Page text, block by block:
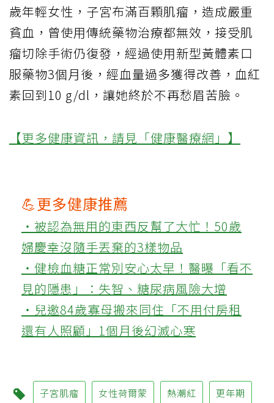
歲年輕女性，子宮布滿百顆肌瘤，造成嚴重
貧血，曾使用傳統藥物治療都無效，接受肌
瘤切除手術仍復發，經過使用新型黃體素口
服藥物3個月後，經血量過多獲得改善，血紅
素回到10 g/dl，讓她終於不再愁眉苦臉。
【更多健康資訊，請見「健康醫療網」】
💪更多健康推薦
‧被認為無用的東西反幫了大忙！50歲
婦慶幸沒隨手丟棄的3樣物品
‧健檢血糖正常別安心太早！醫曝「看不
見的隱患」：失智、糖尿病風險大增
‧兒邀84歲寡母搬來同住「不用付房租
還有人照顧」1個月後幻滅心寒
子宮肌瘤 女性荷爾蒙 熱潮紅 更年期